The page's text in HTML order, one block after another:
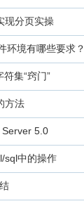
现分页实操
环境有哪些要求？
集“窍门”
方法
Server 5.0
sql中的操作